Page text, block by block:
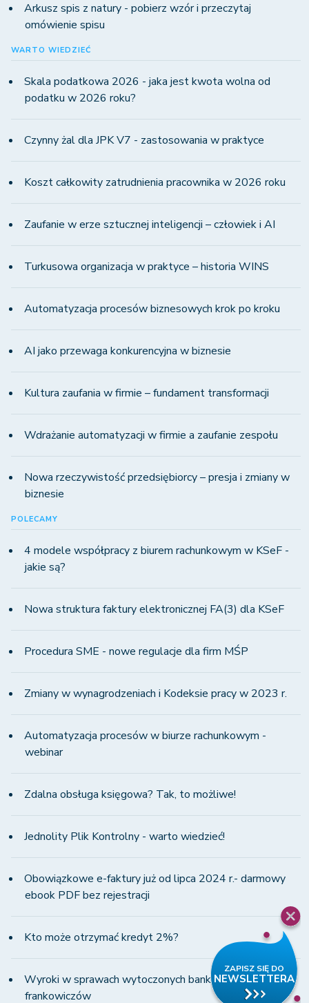
Arkusz spis z natury - pobierz wzór i przeczytaj
omówienie spisu
WARTO WIEDZIEĆ
Skala podatkowa 2026 - jaka jest kwota wolna od
podatku w 2026 roku?
Czynny żal dla JPK V7 - zastosowania w praktyce
Koszt całkowity zatrudnienia pracownika w 2026 roku
Zaufanie w erze sztucznej inteligencji – człowiek i AI
Turkusowa organizacja w praktyce – historia WINS
Automatyzacja procesów biznesowych krok po kroku
AI jako przewaga konkurencyjna w biznesie
Kultura zaufania w firmie – fundament transformacji
Wdrażanie automatyzacji w firmie a zaufanie zespołu
Nowa rzeczywistość przedsiębiorcy – presja i zmiany w
biznesie
POLECAMY
4 modele współpracy z biurem rachunkowym w KSeF -
jakie są?
Nowa struktura faktury elektronicznej FA(3) dla KSeF
Procedura SME - nowe regulacje dla firm MŚP
Zmiany w wynagrodzeniach i Kodeksie pracy w 2023 r.
Automatyzacja procesów w biurze rachunkowym -
webinar
Zdalna obsługa księgowa? Tak, to możliwe!
Jednolity Plik Kontrolny - warto wiedzieć!
Obowiązkowe e-faktury już od lipca 2024 r.- darmowy
ebook PDF bez rejestracji
Kto może otrzymać kredyt 2%?
Wyroki w sprawach wytoczonych bankom przez
frankowiczów